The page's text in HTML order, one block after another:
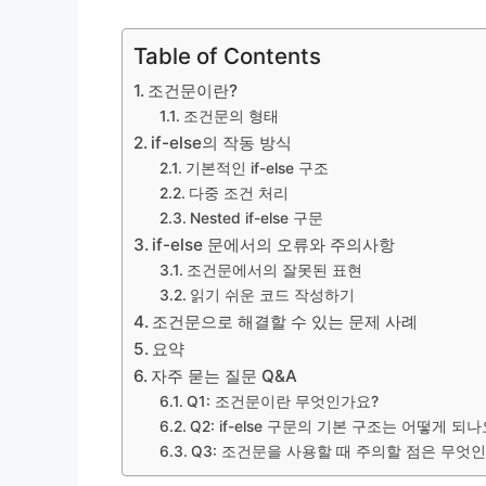
Table of Contents
조건문이란?
조건문의 형태
if-else의 작동 방식
기본적인 if-else 구조
다중 조건 처리
Nested if-else 구문
if-else 문에서의 오류와 주의사항
조건문에서의 잘못된 표현
읽기 쉬운 코드 작성하기
조건문으로 해결할 수 있는 문제 사례
요약
자주 묻는 질문 Q&A
Q1: 조건문이란 무엇인가요?
Q2: if-else 구문의 기본 구조는 어떻게 되나
Q3: 조건문을 사용할 때 주의할 점은 무엇